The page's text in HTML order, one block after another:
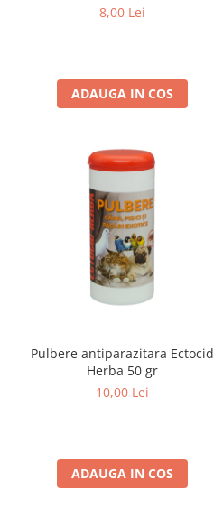
8,00 Lei
ADAUGA IN COS
Pulbere antiparazitara Ectocid
Herba 50 gr
10,00 Lei
ADAUGA IN COS